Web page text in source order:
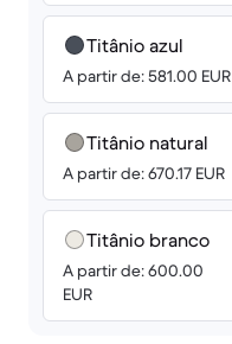
Titânio azul
A partir de: 581.00 EUR
Titânio natural
A partir de: 670.17 EUR
Titânio branco
A partir de: 600.00
EUR